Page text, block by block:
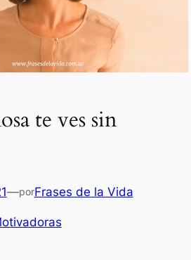
te ves sin
—porFrases de la Vida